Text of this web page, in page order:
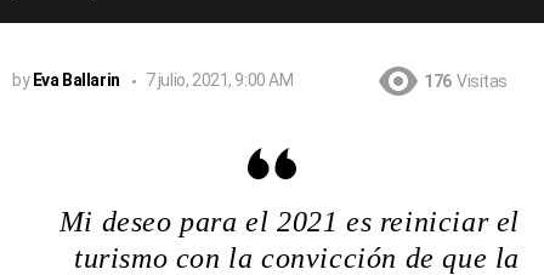
by Eva Ballarin 7 julio, 2021, 9:00 AM 176 Visitas
Mi deseo para el 2021 es reiniciar el
turismo con la convicción de que la